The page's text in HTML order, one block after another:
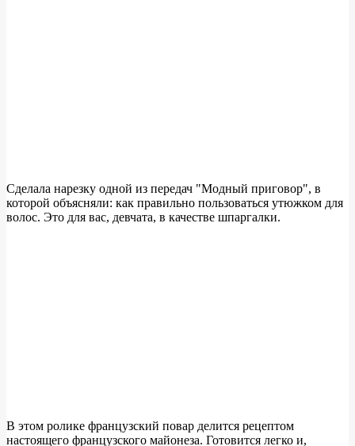
Сделала нарезку одной из передач "Модный приговор", в
которой объясняли: как правильно пользоваться утюжком для
волос. Это для вас, девчата, в качестве шпаргалки.
В этом ролике французский повар делится рецептом
настоящего французского майонеза. Готовится легко и,